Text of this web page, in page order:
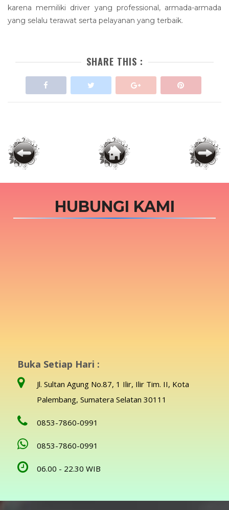
karena memiliki driver yang professional, armada-armada
yang selalu terawat serta pelayanan yang terbaik.
SHARE THIS :
HUBUNGI KAMI
Buka Setiap Hari :
Jl. Sultan Agung No.87, 1 Ilir, Ilir Tim. II, Kota
Palembang, Sumatera Selatan 30111
0853-7860-0991
0853-7860-0991
06.00 - 22.30 WIB